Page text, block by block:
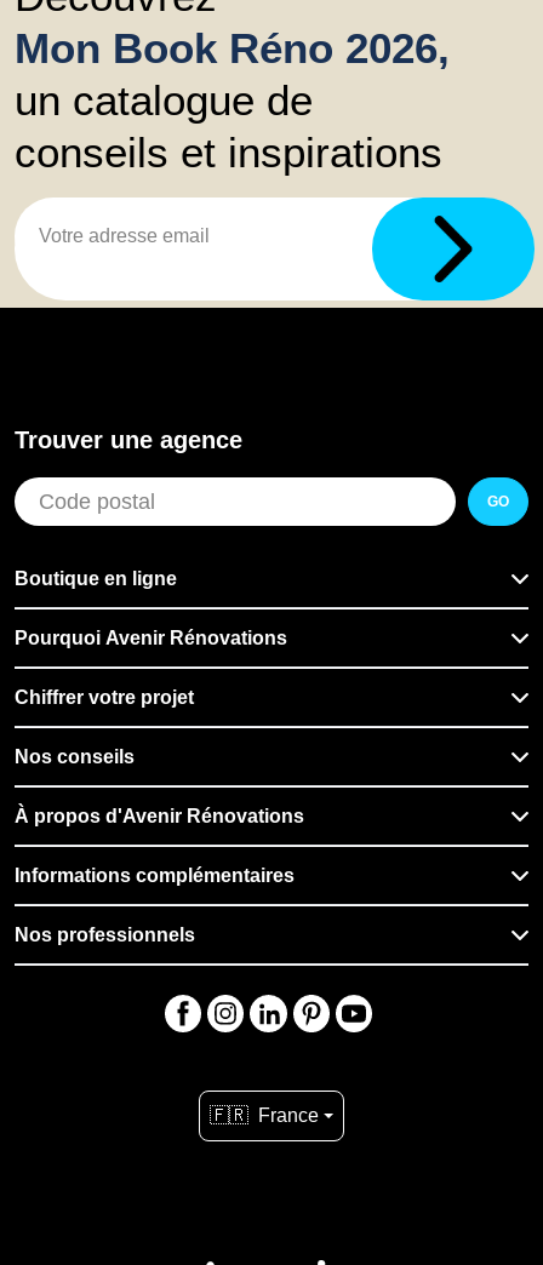
Mon Book Réno 2026,
un catalogue de
conseils et inspirations
Trouver une agence
GO
Boutique en ligne
Pourquoi Avenir Rénovations
Chiffrer votre projet
Nos conseils
À propos d'Avenir Rénovations
Informations complémentaires
Nos professionnels
🇫🇷 France